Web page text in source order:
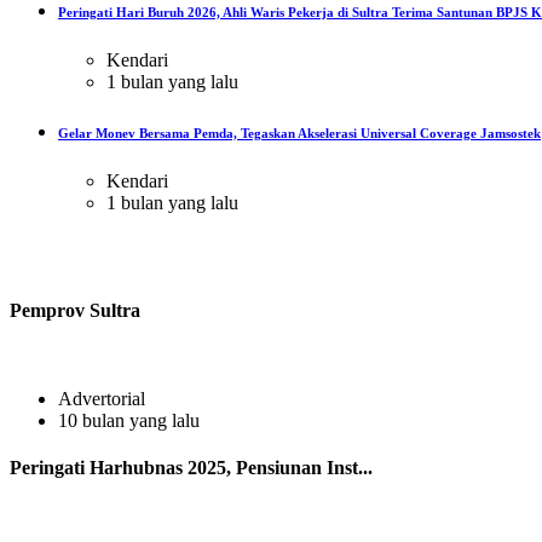
Peringati Hari Buruh 2026, Ahli Waris Pekerja di Sultra Terima Santunan BPJS
Kendari
1 bulan yang lalu
Gelar Monev Bersama Pemda, Tegaskan Akselerasi Universal Coverage Jamsostek
Kendari
1 bulan yang lalu
Pemprov Sultra
Advertorial
10 bulan yang lalu
Peringati Harhubnas 2025, Pensiunan Inst...